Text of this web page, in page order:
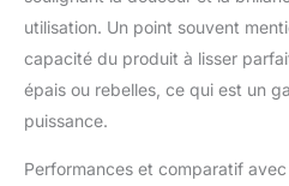
pour
Ce
utilisation. Un point souvent
capacité du produit à lisser
épais ou rebelles, ce qui est un
puissance.
Performances et comparatif